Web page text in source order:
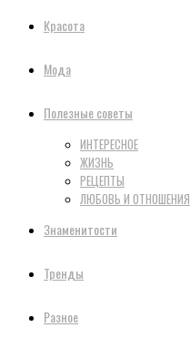
Красота
Мода
Полезные советы
ИНТЕРЕСНОЕ
ЖИЗНЬ
РЕЦЕПТЫ
ЛЮБОВЬ И ОТНОШЕНИЯ
Знаменитости
Тренды
Разное